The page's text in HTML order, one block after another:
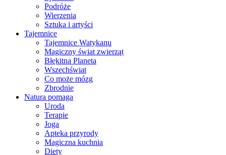
Podróże
Wierzenia
Sztuka i artyści
Tajemnice
Tajemnice Watykanu
Magiczny świat zwierząt
Błękitna Planeta
Wszechświat
Co może mózg
Zbrodnie
Natura pomaga
Uroda
Terapie
Joga
Apteka przyrody
Magiczna kuchnia
Diety